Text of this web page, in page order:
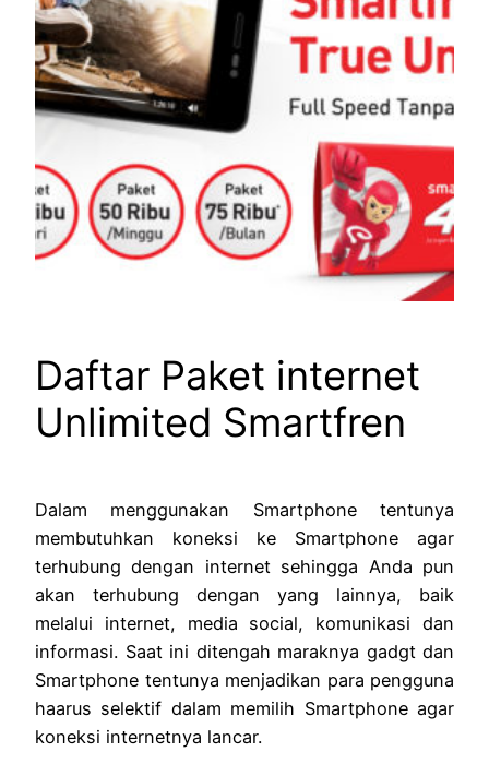
Daftar Paket internet
Unlimited Smartfren
Dalam menggunakan Smartphone tentunya
membutuhkan koneksi ke Smartphone agar
terhubung dengan internet sehingga Anda pun
akan terhubung dengan yang lainnya, baik
melalui internet, media social, komunikasi dan
informasi. Saat ini ditengah maraknya gadgt dan
Smartphone tentunya menjadikan para pengguna
haarus selektif dalam memilih Smartphone agar
koneksi internetnya lancar.